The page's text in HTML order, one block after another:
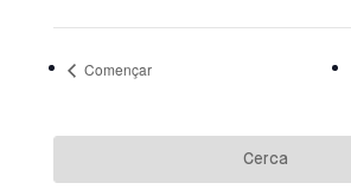
Començar